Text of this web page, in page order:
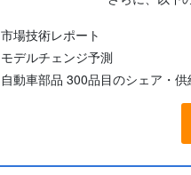
市場技術レポート
モデルチェンジ予測
自動車部品 300品目のシェア・供